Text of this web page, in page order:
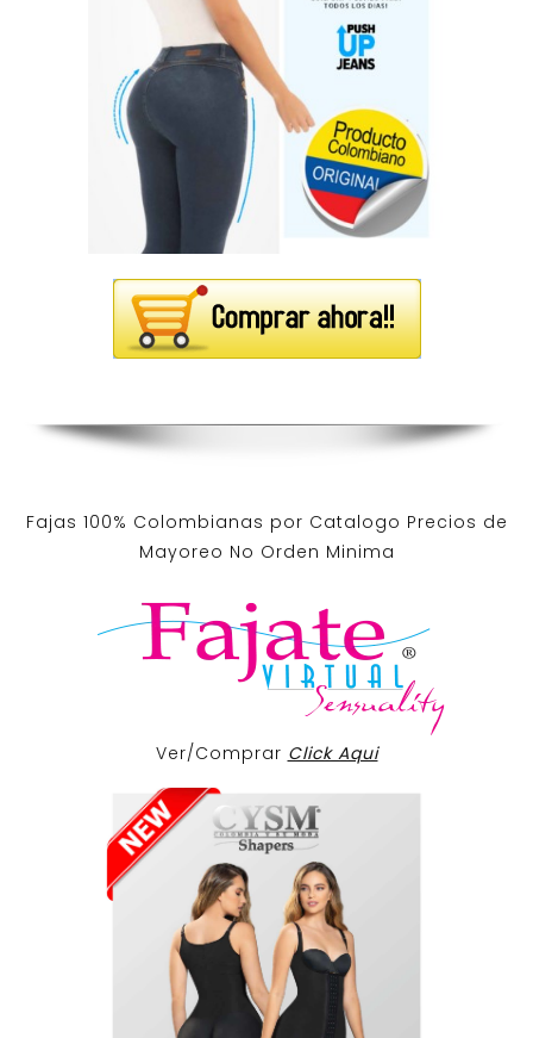
Fajas 100% Colombianas por Catalogo Precios de
Mayoreo No Orden Minima
Ver/Comprar Click Aqui